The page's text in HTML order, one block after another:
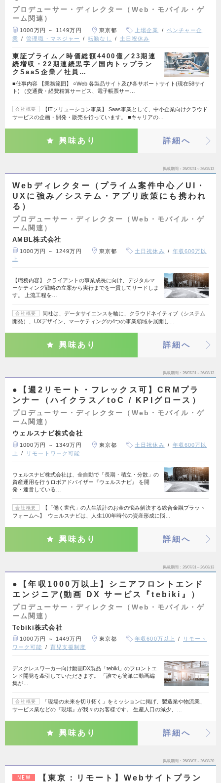
プロデューサー・ディレクター（Web・モバイル・ゲ
ーム関連）
1000万円 ～ 1149万円 東京都 上場企業
ベンチャー企
業
管理職・マネジャー 転勤なし 土日祝休み
東証プライム／時価総額4400億／23期連
続増収・22期連続黒字／国内トップラン
クSaaS企業／社員…
■仕事内容 【業務範囲】 ○Web 各製品サイト及び各サポートサイト(現在58サイ
ト) （交通費・経費精算サービス、電子帳票サー…
会社概要
【ITソリューション事業】 Saas事業として、中小企業向けクラウド
サービスの企画・開発・販売を行っています。 ■キャリアの…
興味あり 詳細へ
掲載期間 26/07/31～26/08/13
Webディレクター（プライム案件中心／UI・
UXに強み／システム・アプリ政策にも携われ
る）
プロデューサー・ディレクター（Web・モバイル・ゲ
ーム関連）
AMBL株式会社
1000万円 ～ 1249万円 東京都 土日祝休み
年収600万以
上
【職務内容】 クライアントの事業成長に向け、デジタルマ
ーケティング戦略の立案から実行までを一貫してリードしま
す。 上流工程を…
会社概要
同社は、データサイエンスを軸に、クラウドネイティブ（システム
開発）、UXデザイン、マーケティングの4つの事業領域を展開し…
興味あり 詳細へ
掲載期間 26/07/31～26/08/13
●【週2リモート・フレックス可】CRMプラ
ンナー（ハイクラス／toC / KPIグロース）
プロデューサー・ディレクター（Web・モバイル・ゲ
ーム関連）
ウェルスナビ株式会社
1000万円 ～ 1349万円 東京都 土日祝休み
年収600万以
上
リモートワーク可能
ウェルスナビ株式会社は、全自動で「長期・積立・分散」の
資産運用を行うロボアドバイザー『ウェルスナビ』 を開
発・運営している…
会社概要
【「働く世代」の人生設計のお金の悩み解決する総合金融プラット
フォームへ】 ウェルスナビは、人生100年時代の資産形成に悩…
興味あり 詳細へ
掲載期間 26/07/31～26/08/13
●【年収1000万以上】シニアフロントエンド
エンジニア(動画 DX サービス『tebiki』）
プロデューサー・ディレクター（Web・モバイル・ゲ
ーム関連）
Tebiki株式会社
1000万円 ～ 1449万円 東京都 年収600万以上
リモート
ワーク可能
育児支援制度
デスクレスワーカー向け動画DX製品「tebiki」のフロントエ
ンド開発を牽引していただきます。 「誰でも簡単に動画編
集が…
会社概要
「現場の未来を切り拓く」をミッションに掲げ、製造業や物流業、
サービス業などの『現場』が我々のお客様です。 生産人口の減少、…
興味あり 詳細へ
掲載期間 26/08/07～26/08/20
NEW
【東京：リモート】Webサイトプラン